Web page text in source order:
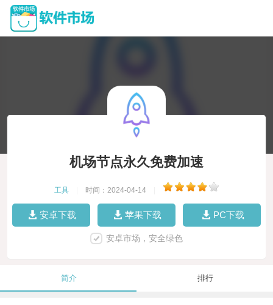
机场节点永久免费加速
工具 时间：2024-04-14
安卓下载 苹果下载 PC下载
安卓市场，安全绿色
简介 排行